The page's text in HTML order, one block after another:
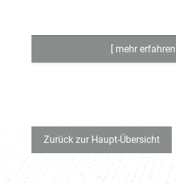
Zurück zur Haupt-Übersicht